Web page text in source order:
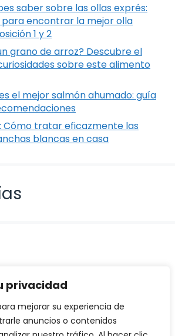
privacidad
mejorar su experiencia de
anuncios o contenidos
saber sobre las ollas exprés:
encontrar la mejor olla
1 y 2
grano de arroz? Descubre el
sobre este alimento
el mejor salmón ahumado: guía
Cómo tratar eficazmente las
blancas en casa